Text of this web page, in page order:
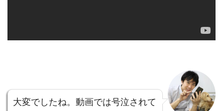
大変でしたね。動画では号泣されて